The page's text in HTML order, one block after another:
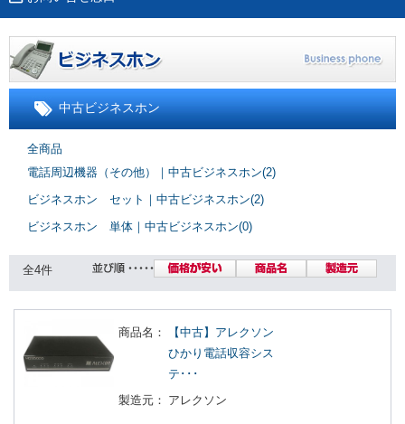
中古ビジネスホン
全商品
電話周辺機器（その他）｜中古ビジネスホン(2)
ビジネスホン セット｜中古ビジネスホン(2)
ビジネスホン 単体｜中古ビジネスホン(0)
全4件
商品名：
【中古】アレクソン
ひかり電話収容シス
テ･･･
製造元： アレクソン